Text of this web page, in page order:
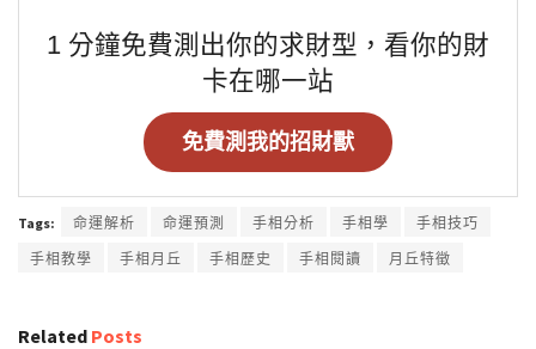
1 分鐘免費測出你的求財型，看你的財
卡在哪一站
免費測我的招財獸
Tags: 命運解析 命運預測 手相分析 手相學
手相技巧
手相教學
手相月丘 手相歷史 手相閱讀 月丘特徵
Related Posts